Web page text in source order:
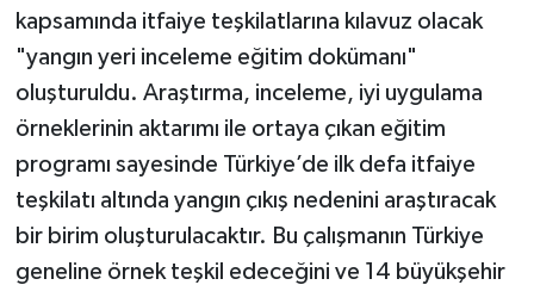
kapsamında itfaiye teşkilatlarına kılavuz olacak
"yangın yeri inceleme eğitim dokümanı"
oluşturuldu. Araştırma, inceleme, iyi uygulama
örneklerinin aktarımı ile ortaya çıkan eğitim
programı sayesinde Türkiye’de ilk defa itfaiye
teşkilatı altında yangın çıkış nedenini araştıracak
bir birim oluşturulacaktır. Bu çalışmanın Türkiye
geneline örnek teşkil edeceğini ve 14 büyükşehir